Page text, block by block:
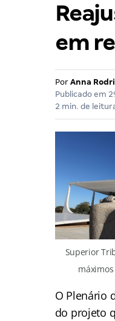
em
Por Anna
Publicado em
2 min. de
Superior
O Plenário
do projeto